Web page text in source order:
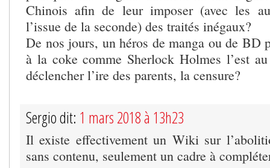
Chinois afin de leur imposer (avec les
l’issue de la seconde) des traités inégaux?
De nos jours, un héros de manga ou de BD
à la coke comme Sherlock Holmes l’est
déclencher l’ire des parents, la censure?
Sergio dit: 1 mars 2018 à 13h23
Il existe effectivement un Wiki sur
sans contenu, seulement un cadre à